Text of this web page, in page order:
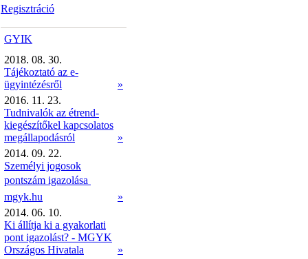
Regisztráció
GYIK
2018. 08. 30.
Tájékoztató az e-
ügyintézésről
»
2016. 11. 23.
Tudnivalók az étrend-
kiegészítőkel kapcsolatos
megállapodásról
»
2014. 09. 22.
Személyi jogosok
pontszám igazolása 
mgyk.hu
»
2014. 06. 10.
Ki állítja ki a gyakorlati
pont igazolást? - MGYK
Országos Hivatala
»